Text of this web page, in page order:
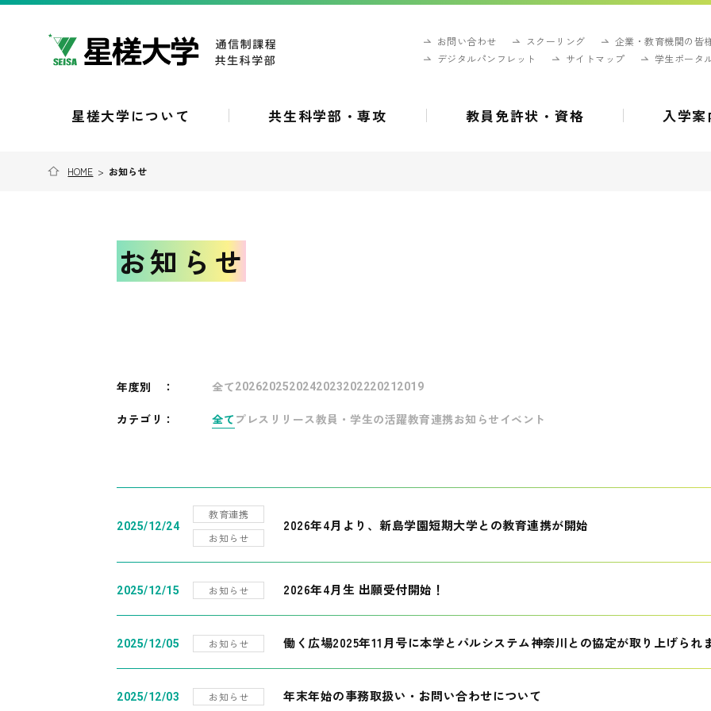
お問い合わせ スクーリング
企業・教育機関の皆
デジタルパンフレット
サイトマップ 学生ポータ
星槎大学について 共生科学部・専攻 教員免許状・資格 入学案
HOME > お知らせ
お知らせ
年度別 ： 全て202620252024202320222021 2019
カテゴリ： 全て プレスリリース教員・学生の活躍教育連携お知らせ イベント
2025/12/24
教育連携
お知らせ
2026年4月より、新島学園短期大学との教育連携が開始
2025/12/15 お知らせ 2026年4月生 出願受付開始！
2025/12/05 お知らせ 働く広場2025年11月号に本学とパルシステム神奈川との協定が取り上げられ
2025/12/03 お知らせ 年末年始の事務取扱い・お問い合わせについて